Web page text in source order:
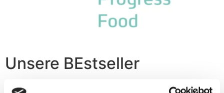
Unsere BEstseller
Wir backen Fladenbrote nach Familientradition